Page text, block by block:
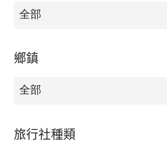
鄉鎮
旅行社種類